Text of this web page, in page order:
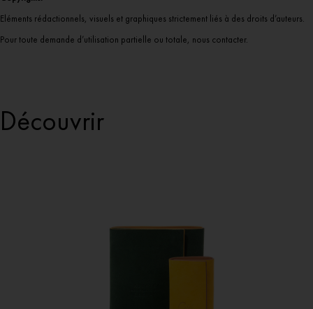
Eléments rédactionnels, visuels et graphiques strictement liés à des droits d’auteurs.
Pour toute demande d’utilisation partielle ou totale, nous contacter.
Découvrir